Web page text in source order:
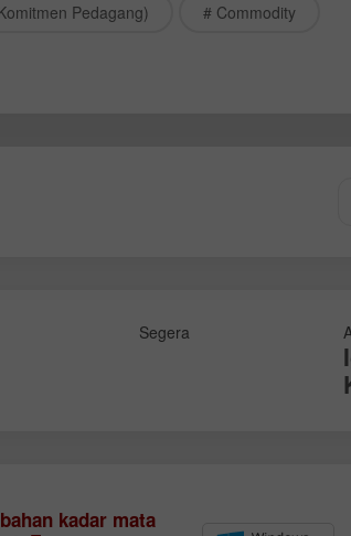
Pedagang) # Commodity
Segera
kadar mataDemo